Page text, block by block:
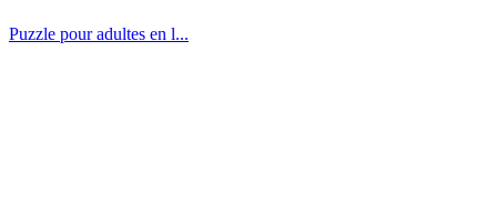
Puzzle pour adultes en l...